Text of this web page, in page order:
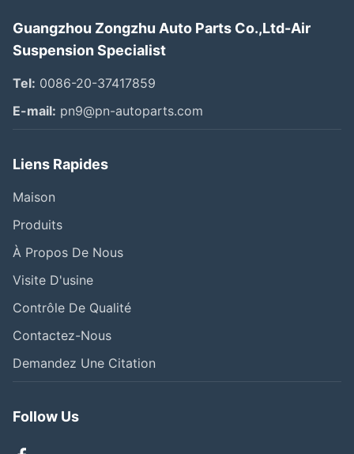
Guangzhou Zongzhu Auto Parts Co.,Ltd-Air
Suspension Specialist
Tel: 0086-20-37417859
E-mail: pn9@pn-autoparts.com
Liens Rapides
Maison
Produits
À Propos De Nous
Visite D'usine
Contrôle De Qualité
Contactez-Nous
Demandez Une Citation
Follow Us